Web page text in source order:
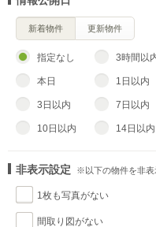
新着物件 更新物件
指定なし 3時間以
本日 1日以内
3日以内 7日以内
10日以内 14日以内
非表示設定 ※以下の物件を非表
1枚も写真がない
間取り図がない